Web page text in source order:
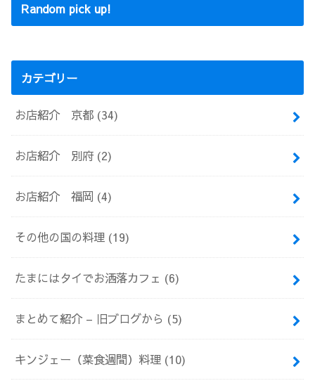
Random pick up!
カテゴリー
お店紹介 京都 (34)
お店紹介 別府 (2)
お店紹介 福岡 (4)
その他の国の料理 (19)
たまにはタイでお洒落カフェ (6)
まとめて紹介 – 旧ブログから (5)
キンジェー（菜食週間）料理 (10)